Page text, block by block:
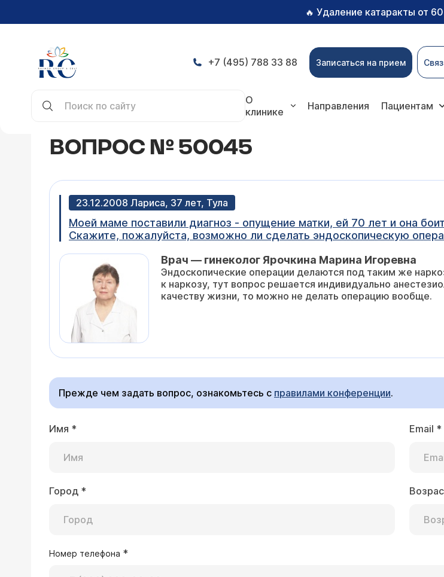
🔥 Удаление катаракты от
+7 (495) 788 33 88 Записаться на прием
О
клинике
Направления Пациентам
ВОПРОС № 50045
23.12.2008 Лариса, 37 лет, Тула
Моей маме поставили диагноз - опущение матки, ей 70 лет и она
Скажите, пожалуйста, возможно ли сделать эндоскопическую
Врач — гинеколог Ярочкина Марина Игоревна
Эндоскопические операции делаются под таким же
к наркозу, тут вопрос решается индивидуально
качеству жизни, то можно не делать операцию вообще.
Прежде чем задать вопрос, ознакомьтесь с правилами конференции.
Имя * Email *
Город *
Номер телефона *